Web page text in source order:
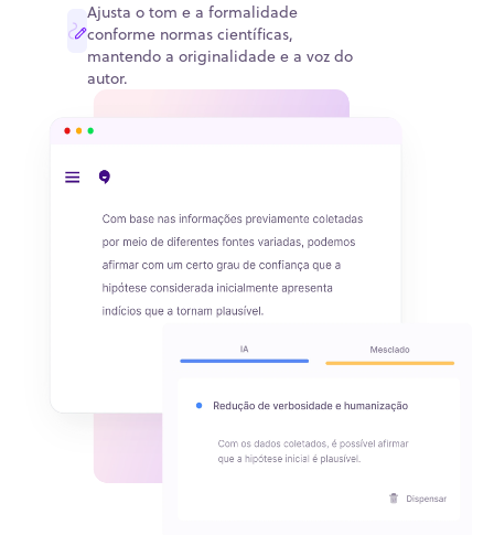
Ajusta o tom e a formalidade
conforme normas científicas,
mantendo a originalidade e a voz do
autor.